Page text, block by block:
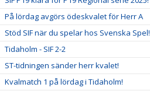
På lördag avgörs ödeskvalet för Herr A
Stöd SIF när du spelar hos Svenska Spel!
Tidaholm - SIF 2-2
ST-tidningen sänder herr kvalet!
Kvalmatch 1 på lördag i Tidaholm!